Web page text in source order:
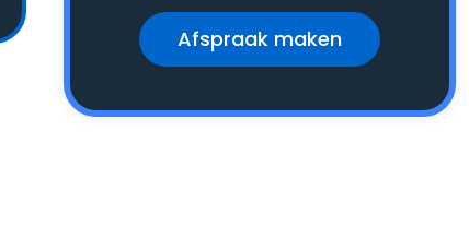
Afspraak maken